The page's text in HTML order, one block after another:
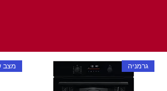
גרמניה מצב